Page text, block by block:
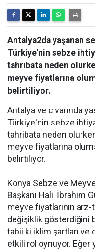
Antalya2da yaşanan
Türkiye'nin sebze
tahribata neden
meyve fiyatlarına
belirtiliyor.
Antalya ve civarında
Türkiye'nin sebze
tahribata neden
meyve fiyatlarına
belirtiliyor.
Konya Sebze ve
Başkanı Halil İbrahim
meyve fiyatlarının
değişiklik gösterdiğini
tabii ki iklim şartları ve
etkili rol oynuyor. Eğer